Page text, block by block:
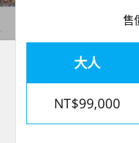
售
大人
NT$99,000